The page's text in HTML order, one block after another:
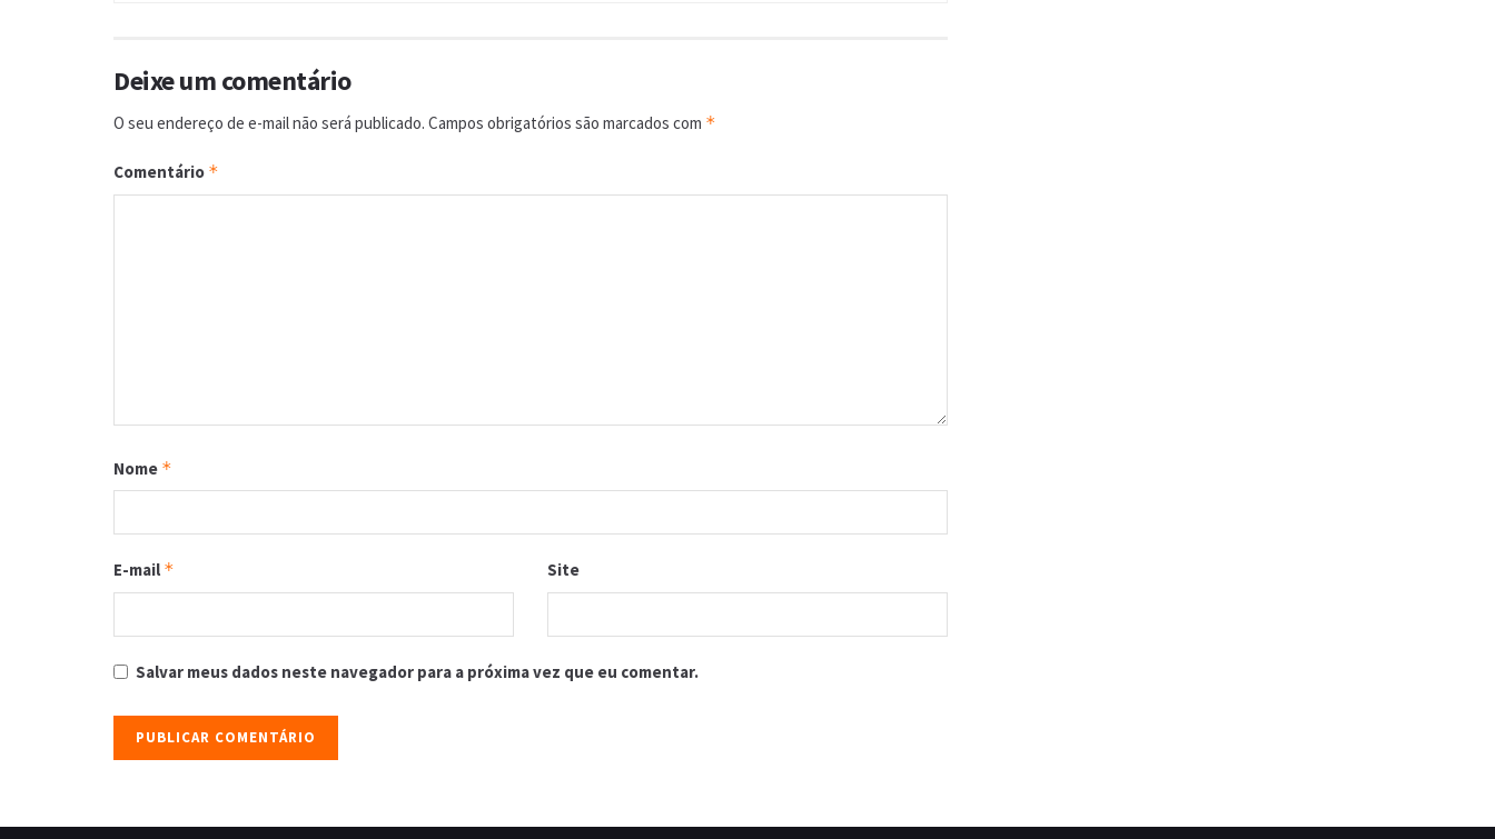
Deixe um comentário
O seu endereço de e-mail não será publicado. Campos obrigatórios são marcados com *
Comentário *
Nome *
E-mail * Site
Salvar meus dados neste navegador para a próxima vez que eu comentar.